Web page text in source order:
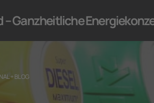
– Ganzheitliche
+ BLOG